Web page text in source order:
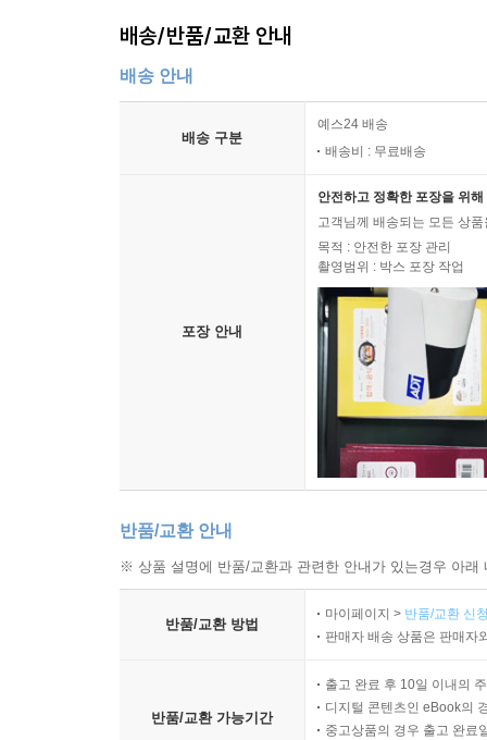
배송/반품/교환 안내
배송 안내
배송 구분
예스24 배송
배송비 : 무료배송
포장 안내
안전하고 정확한 포장을 위
고객님께 배송되는 모든 상
목적 : 안전한 포장 관리
촬영범위 : 박스 포장 작업
반품/교환 안내
※ 상품 설명에 반품/교환과 관련한 안내가 있는경우 아
반품/교환 방법
마이페이지 > 반품/교환 신
판매자 배송 상품은 판매자
반품/교환 가능기간
출고 완료 후 10일 이내의
디지털 콘텐츠인 eBook의
중고상품의 경우 출고 완료